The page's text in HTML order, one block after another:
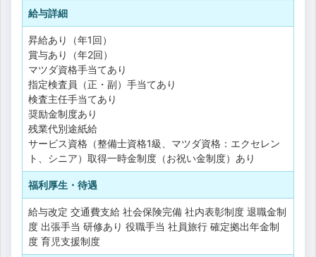
給与詳細
昇給あり（年1回）
賞与あり（年2回）
マツダ資格手当てあり
指定検査員（正・副）手当てあり
検査主任手当てあり
奨励金制度あり
残業代別途紙給
サービス資格（整備士資格1級、マツダ資格：エクセレン
ト、シニア）取得一時金制度（お祝い金制度）あり
福利厚生・待遇
給与改定 交通費支給 社会保険完備 社内表彰制度 退職金制
度 出張手当 研修あり 役職手当 社員旅行 確定拠出年金制
度 育児支援制度